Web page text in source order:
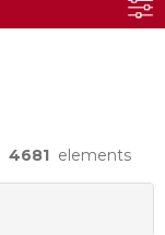
4681 elements